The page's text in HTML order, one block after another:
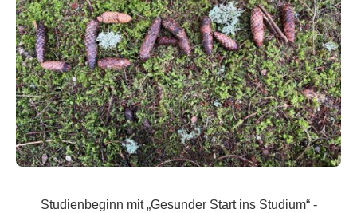
Studienbeginn mit „Gesunder Start ins Studium“ -